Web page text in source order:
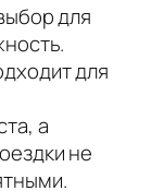
для
для
а
не